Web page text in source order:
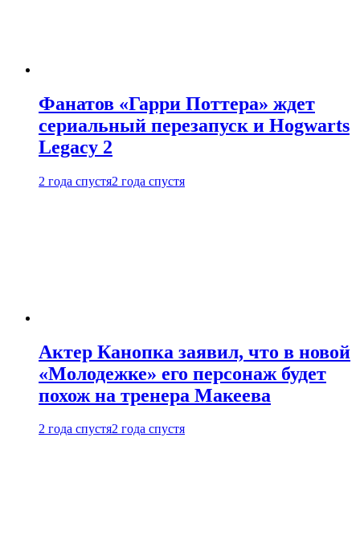
Фанатов «Гарри Поттера» ждет
сериальный перезапуск и Hogwarts
Legacy 2
2 года спустя2 года спустя
Актер Канопка заявил, что в новой
«Молодежке» его персонаж будет
похож на тренера Макеева
2 года спустя2 года спустя